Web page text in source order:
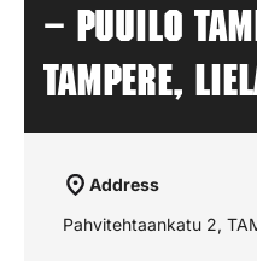
– PUUILO
TAMPERE,
Address
Pahvitehtaankatu 2,